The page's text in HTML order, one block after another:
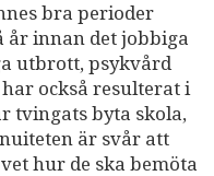
bra perioder
år innan det jobbiga
utbrott, psykvård
också resulterat i
tvingats byta skola,
är svår att
hur de ska bemöta